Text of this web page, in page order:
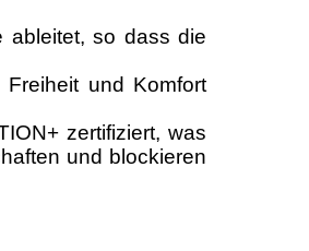
ableitet, so dass die
und Komfort
zertifiziert, was
und blockieren